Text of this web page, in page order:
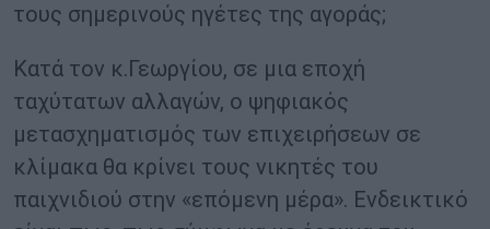
τους σημερινούς ηγέτες της αγοράς;
Κατά τον κ.Γεωργίου, σε μια εποχή
ταχύτατων αλλαγών, ο ψηφιακός
μετασχηματισμός των επιχειρήσεων σε
κλίμακα θα κρίνει τους νικητές του
παιχνιδιού στην «επόμενη μέρα». Ενδεικτικό